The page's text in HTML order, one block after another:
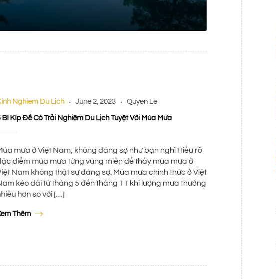
Nghiem Du Lich June 2, 2023 Quyen Le
Bí Kíp Để Có Trải Nghiệm Du Lịch Tuyệt Vời Mùa Mưa
mưa ở Việt Nam, không đáng sợ như bạn nghĩ Hiểu rõ
điểm mùa mưa từng vùng miền để thấy mùa mưa ở
Nam không thật sự đáng sợ. Mùa mưa chính thức ở Việt
kéo dài từ tháng 5 đến tháng 11 khi lượng mưa thường
hơn so với […]
Thêm